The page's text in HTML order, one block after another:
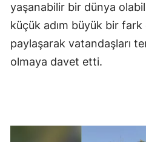
yaşanabilir bir dünya
küçük adım büyük bir fark
paylaşarak vatandaşları
olmaya davet etti.